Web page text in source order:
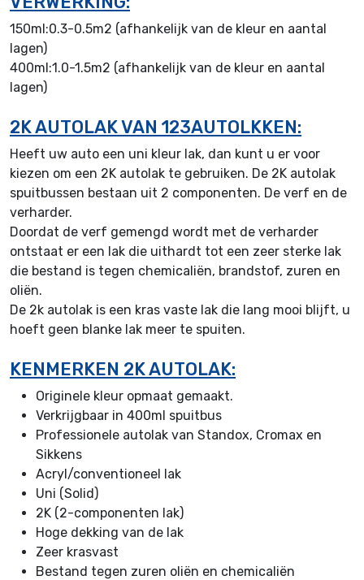
150ml:0.3-0.5m2 (afhankelijk van de kleur en aantal
lagen)
400ml:1.0-1.5m2 (afhankelijk van de kleur en aantal
lagen)
2K AUTOLAK VAN 123AUTOLKKEN:
Heeft uw auto een uni kleur lak, dan kunt u er voor
kiezen om een 2K autolak te gebruiken. De 2K autolak
spuitbussen bestaan uit 2 componenten. De verf en de
verharder.
Doordat de verf gemengd wordt met de verharder
ontstaat er een lak die uithardt tot een zeer sterke lak
die bestand is tegen chemicaliën, brandstof, zuren en
oliën.
De 2k autolak is een kras vaste lak die lang mooi blijft, u
hoeft geen blanke lak meer te spuiten.
KENMERKEN 2K AUTOLAK:
Originele kleur opmaat gemaakt.
Verkrijgbaar in 400ml spuitbus
Professionele autolak van Standox, Cromax en
Sikkens
Acryl/conventioneel lak
Uni (Solid)
2K (2-componenten lak)
Hoge dekking van de lak
Zeer krasvast
Bestand tegen zuren oliën en chemicaliën